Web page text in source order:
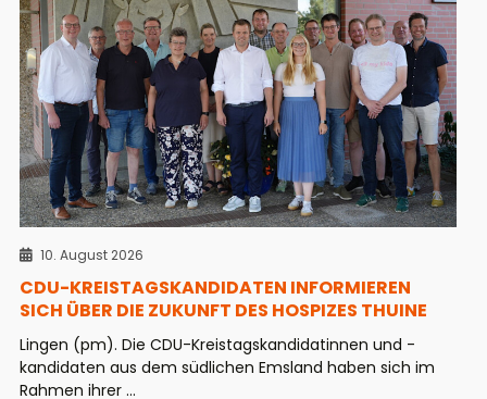
10. August 2026
CDU-KREISTAGSKANDIDATEN INFORMIEREN
SICH ÜBER DIE ZUKUNFT DES HOSPIZES THUINE
Lingen (pm). Die CDU-Kreistagskandidatinnen und -
kandidaten aus dem südlichen Emsland haben sich im
Rahmen ihrer ...